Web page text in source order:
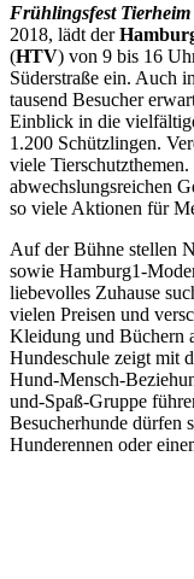
Frühlingsfest Tierheim
2018, lädt der
(HTV) von 9 bis 16
Süderstraße ein. Auch
tausend Besucher
Einblick in die
1.200 Schützlingen.
viele
abwechslungsreichen
so viele Aktionen für
Auf der Bühne stellen
sowie Hamburg1-
liebevolles Zuhause
vielen Preisen und
Kleidung und Büchern
Hundeschule zeigt mit
Hund-Mensch-
und-Spaß-Gruppe
Besucherhunde dürfen
Hunderennen oder